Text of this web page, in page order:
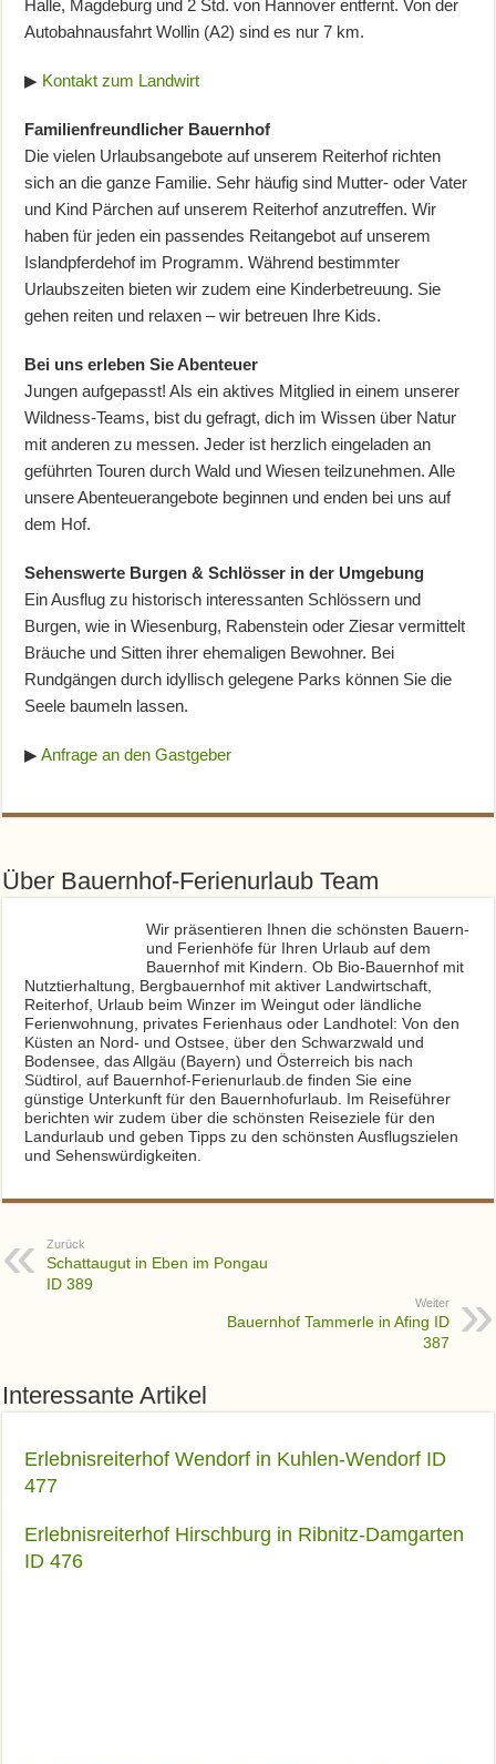
Halle, Magdeburg und 2 Std. von Hannover entfernt. Von der
Autobahnausfahrt Wollin (A2) sind es nur 7 km.
▶ Kontakt zum Landwirt
Familienfreundlicher Bauernhof
Die vielen Urlaubsangebote auf unserem Reiterhof richten
sich an die ganze Familie. Sehr häufig sind Mutter- oder Vater
und Kind Pärchen auf unserem Reiterhof anzutreffen. Wir
haben für jeden ein passendes Reitangebot auf unserem
Islandpferdehof im Programm. Während bestimmter
Urlaubszeiten bieten wir zudem eine Kinderbetreuung. Sie
gehen reiten und relaxen – wir betreuen Ihre Kids.
Bei uns erleben Sie Abenteuer
Jungen aufgepasst! Als ein aktives Mitglied in einem unserer
Wildness-Teams, bist du gefragt, dich im Wissen über Natur
mit anderen zu messen. Jeder ist herzlich eingeladen an
geführten Touren durch Wald und Wiesen teilzunehmen. Alle
unsere Abenteuerangebote beginnen und enden bei uns auf
dem Hof.
Sehenswerte Burgen & Schlösser in der Umgebung
Ein Ausflug zu historisch interessanten Schlössern und
Burgen, wie in Wiesenburg, Rabenstein oder Ziesar vermittelt
Bräuche und Sitten ihrer ehemaligen Bewohner. Bei
Rundgängen durch idyllisch gelegene Parks können Sie die
Seele baumeln lassen.
▶Anfrage an den Gastgeber
Über Bauernhof-Ferienurlaub Team
Wir präsentieren Ihnen die schönsten Bauern-
und Ferienhöfe für Ihren Urlaub auf dem
Bauernhof mit Kindern. Ob Bio-Bauernhof mit
Nutztierhaltung, Bergbauernhof mit aktiver Landwirtschaft,
Reiterhof, Urlaub beim Winzer im Weingut oder ländliche
Ferienwohnung, privates Ferienhaus oder Landhotel: Von den
Küsten an Nord- und Ostsee, über den Schwarzwald und
Bodensee, das Allgäu (Bayern) und Österreich bis nach
Südtirol, auf Bauernhof-Ferienurlaub.de finden Sie eine
günstige Unterkunft für den Bauernhofurlaub. Im Reiseführer
berichten wir zudem über die schönsten Reiseziele für den
Landurlaub und geben Tipps zu den schönsten Ausflugszielen
und Sehenswürdigkeiten.
Zurück
Schattaugut in Eben im Pongau
ID 389
Weiter
Bauernhof Tammerle in Afing ID
387
Interessante Artikel
Erlebnisreiterhof Wendorf in Kuhlen-Wendorf ID
477
Erlebnisreiterhof Hirschburg in Ribnitz-Damgarten
ID 476